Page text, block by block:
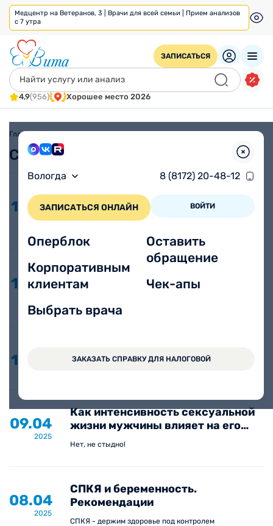
Медцентр на Ветеранов, 3 | Врачи для всей семьи | Прием анализов
с 7 утра
ЗАПИСАТЬСЯ
4,9(956) Хорошее место 2026
Вологда 8 (8172) 20-48-12
ЗАПИСАТЬСЯ ОНЛАЙН ВОЙТИ
Оперблок
Корпоративным
клиентам
Выбрать врача
Оставить
обращение
Чек-апы
ЗАКАЗАТЬ СПРАВКУ ДЛЯ НАЛОГОВОЙ
Главная
Статьи
16.04
2025
Как распознать сердечный
приступ
16.04
Предстоит операция: какие
вопросы стоит задать хирургу?
10.04
09.04
2025
Как интенсивность сексуальной
жизни мужчины влияет на его
здоровье?
Нет, не стыдно!
08.04
2025
СПКЯ и беременность.
Рекомендации
СПКЯ - держим здоровье под контролем